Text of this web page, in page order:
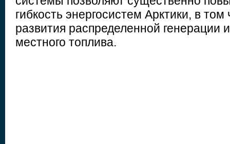
гибкость энергосистем Арктики, в том
развития распределенной генерации
местного топлива.